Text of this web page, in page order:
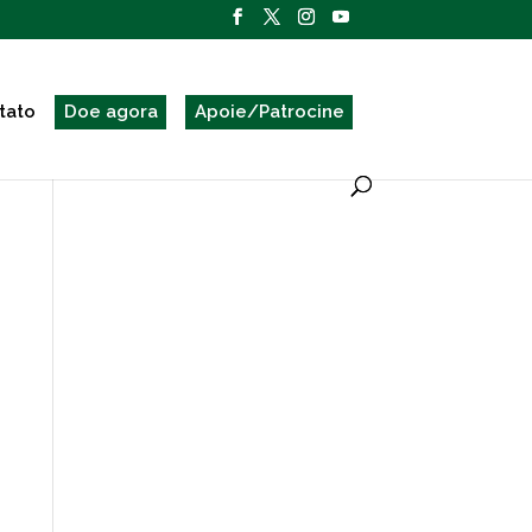
Doe agora Apoie/Patrocine